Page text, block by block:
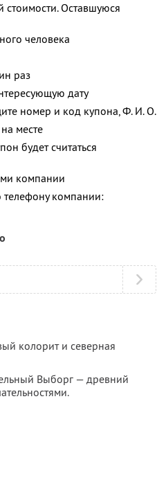
Оставшуюся
человека
раз
дату
номер и код купона,Ф. И. О.
месте
будет считаться
компании
компании:
колорит и северная
Выборг — древний